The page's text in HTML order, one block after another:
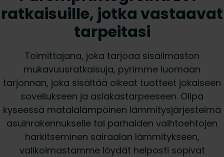
ratkaisuille, jotka vastaavat
tarpeitasi
Toimittajana, joka tarjoaa sisäilmaston
mukavuusratkaisuja, pyrimme luomaan
tarjonnan, joka sisältää oikeat tuotteet jokaiseen
sovellukseen ja asiakastarpeeseen. Olipa
kyseessä matalalämpöinen lämmitysjärjestelmä
asuinrakennukselle tai parhaiden vaihtoehtojen
harkitseminen sairaalan lämmitykseen,
valikoimastamme löydät helposti sopivat